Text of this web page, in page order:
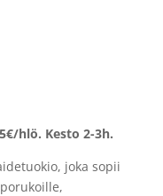
hlö. Kesto 2-3h.
joka sopii